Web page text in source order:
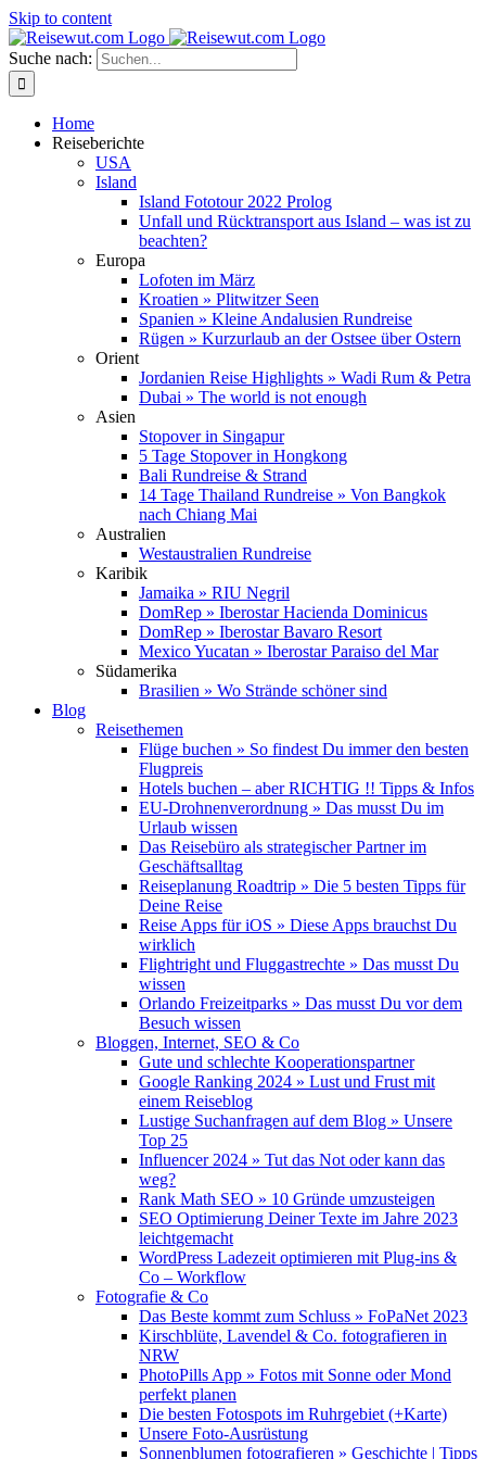
Skip to content
Suche nach:
Home
Reiseberichte
USA
Island
Island Fototour 2022 Prolog
Unfall und Rücktransport aus Island – was ist zu
beachten?
Europa
Lofoten im März
Kroatien » Plitwitzer Seen
Spanien » Kleine Andalusien Rundreise
Rügen » Kurzurlaub an der Ostsee über Ostern
Orient
Jordanien Reise Highlights » Wadi Rum & Petra
Dubai » The world is not enough
Asien
Stopover in Singapur
5 Tage Stopover in Hongkong
Bali Rundreise & Strand
14 Tage Thailand Rundreise » Von Bangkok
nach Chiang Mai
Australien
Westaustralien Rundreise
Karibik
Jamaika » RIU Negril
DomRep » Iberostar Hacienda Dominicus
DomRep » Iberostar Bavaro Resort
Mexico Yucatan » Iberostar Paraiso del Mar
Südamerika
Brasilien » Wo Strände schöner sind
Blog
Reisethemen
Flüge buchen » So findest Du immer den besten
Flugpreis
Hotels buchen – aber RICHTIG !! Tipps & Infos
EU-Drohnenverordnung » Das musst Du im
Urlaub wissen
Das Reisebüro als strategischer Partner im
Geschäftsalltag
Reiseplanung Roadtrip » Die 5 besten Tipps für
Deine Reise
Reise Apps für iOS » Diese Apps brauchst Du
wirklich
Flightright und Fluggastrechte » Das musst Du
wissen
Orlando Freizeitparks » Das musst Du vor dem
Besuch wissen
Bloggen, Internet, SEO & Co
Gute und schlechte Kooperationspartner
Google Ranking 2024 » Lust und Frust mit
einem Reiseblog
Lustige Suchanfragen auf dem Blog » Unsere
Top 25
Influencer 2024 » Tut das Not oder kann das
weg?
Rank Math SEO » 10 Gründe umzusteigen
SEO Optimierung Deiner Texte im Jahre 2023
leichtgemacht
WordPress Ladezeit optimieren mit Plug-ins &
Co – Workflow
Fotografie & Co
Das Beste kommt zum Schluss » FoPaNet 2023
Kirschblüte, Lavendel & Co. fotografieren in
NRW
PhotoPills App » Fotos mit Sonne oder Mond
perfekt planen
Die besten Fotospots im Ruhrgebiet (+Karte)
Unsere Foto-Ausrüstung
Sonnenblumen fotografieren » Geschichte | Tipps